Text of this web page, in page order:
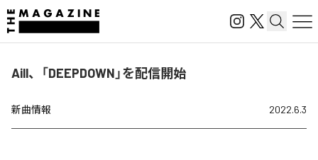
Aill、「DEEPDOWN」を配信開始
新曲情報 2022.6.3